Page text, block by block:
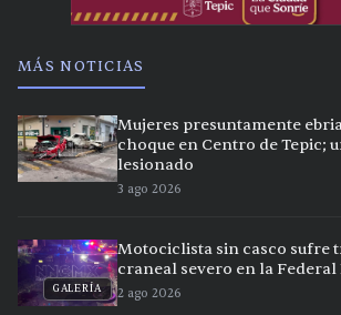
MÁS NOTICIAS
Mujeres presuntamente
choque en Centro de Tepic;
lesionado
3 ago 2026
GALERÍA
Motociclista sin casco sufre
craneal severo en la Federal
2 ago 2026